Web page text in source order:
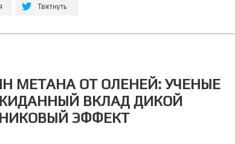
МЕТАНА ОТ ОЛЕНЕЙ: УЧЕНЫЕ
ВКЛАД ДИКОЙ
ЭФФЕКТ